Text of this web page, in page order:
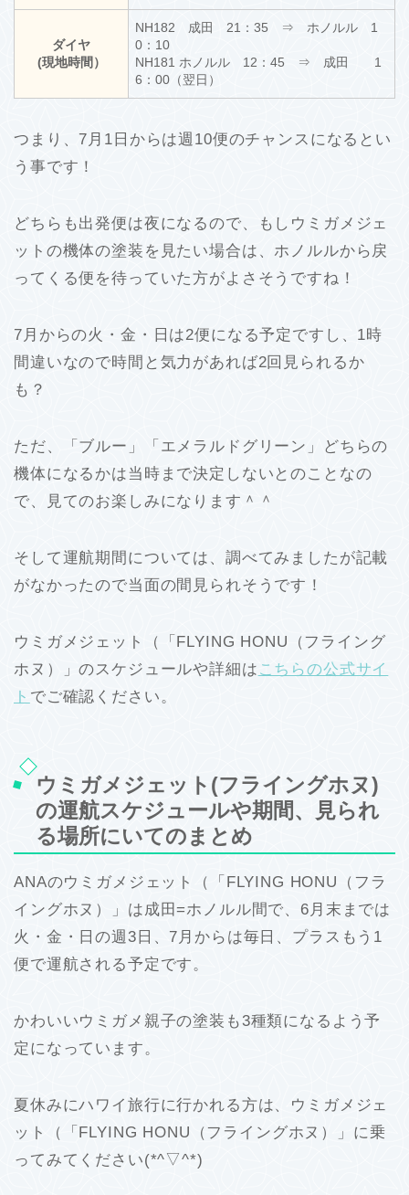
ダイヤ
(現地時間）
NH182 成田 21：35 ⇒ ホノルル 1
0：10
NH181 ホノルル 12：45 ⇒ 成田 1
6：00（翌日）
つまり、7月1日からは週10便のチャンスになるとい
う事です！
どちらも出発便は夜になるので、もしウミガメジェ
ットの機体の塗装を見たい場合は、ホノルルから戻
ってくる便を待っていた方がよさそうですね！
7月からの火・金・日は2便になる予定ですし、1時
間違いなので時間と気力があれば2回見られるか
も？
ただ、「ブルー」「エメラルドグリーン」どちらの
機体になるかは当時まで決定しないとのことなの
で、見てのお楽しみになります＾＾
そして運航期間については、調べてみましたが記載
がなかったので当面の間見られそうです！
ウミガメジェット（「FLYING HONU（フライング
ホヌ）」のスケジュールや詳細は こちらの公式サイ
ト でご確認ください。
ウミガメジェット(フライングホヌ)
の運航スケジュールや期間、見られ
る場所にいてのまとめ
ANAのウミガメジェット（「FLYING HONU（フラ
イングホヌ）」は成田=ホノルル間で、6月末までは
火・金・日の週3日、7月からは毎日、プラスもう1
便で運航される予定です。
かわいいウミガメ親子の塗装も3種類になるよう予
定になっています。
夏休みにハワイ旅行に行かれる方は、ウミガメジェ
ット（「FLYING HONU（フライングホヌ）」に乗
ってみてください(*^▽^*)